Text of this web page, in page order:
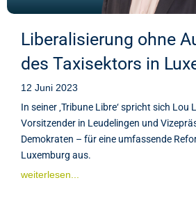
Liberalisierung ohne
des Taxisektors in
12 Juni 2023
In seiner ‚Tribune Libre‘ spricht sich Lou
Vorsitzender in Leudelingen und
Demokraten – für eine umfassende
Luxemburg aus.
weiterlesen...